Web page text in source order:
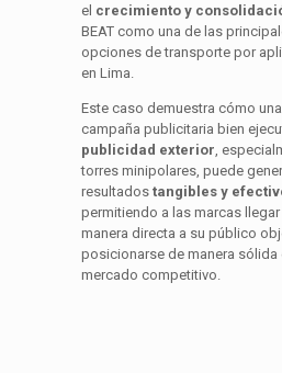
el crecimiento y
BEAT como una de las
opciones de transporte por
en Lima.
Este caso demuestra cómo una
campaña publicitaria bien
publicidad exterior ,
torres minipolares, puede
resultados tangibles y
permitiendo a las marcas
manera directa a su público
posicionarse de manera sólida
mercado competitivo.